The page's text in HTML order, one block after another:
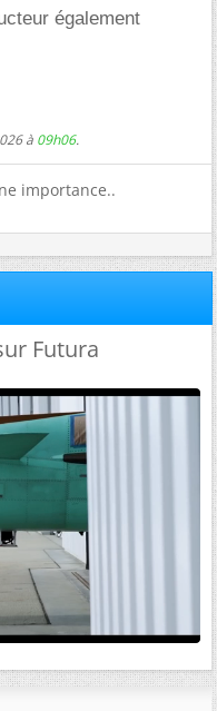
également
à 09h06.
importance..
Futura